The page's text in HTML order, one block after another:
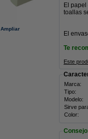
Ampliar
El
toallas
El
Te
Este
Marca:
Tipo:
Modelo:
Sirve
Color: